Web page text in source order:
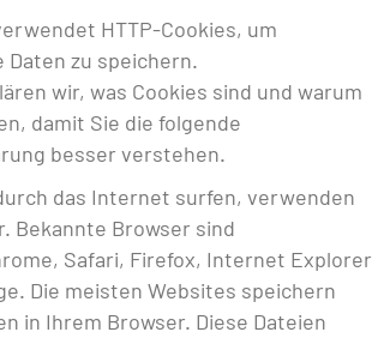
HTTP-Cookies, um
zu speichern.
wir, was Cookies sind und warum
damit Sie die folgende
besser verstehen.
das Internet surfen, verwenden
Bekannte Browser sind
Safari, Firefox, Internet Explorer
Die meisten Websites speichern
in Ihrem Browser. Diese Dateien